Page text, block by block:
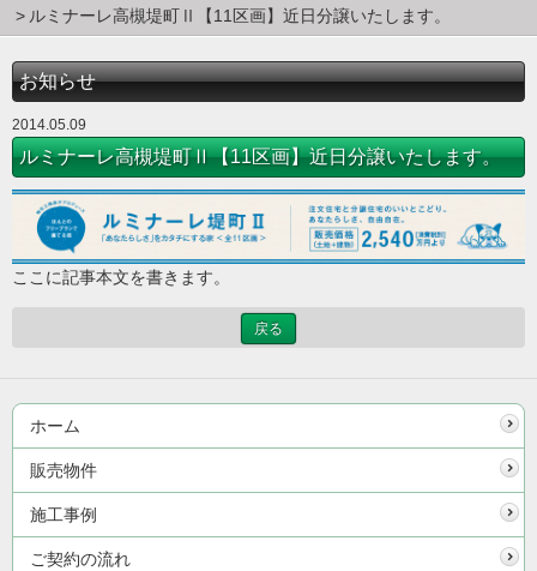
ルミナーレ高槻堤町Ⅱ【11区画】近日分譲いたします。
お知らせ
2014.05.09
ルミナーレ高槻堤町Ⅱ【11区画】近日分譲いたします。
ここに記事本文を書きます。
戻る
ホーム
販売物件
施工事例
ご契約の流れ